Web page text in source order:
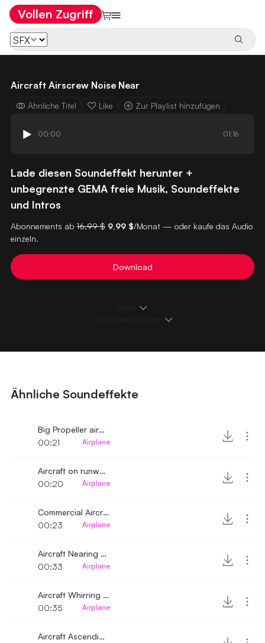
Vollen Zugriff
Aircraft Airscrew Noise Near
Ähnliche Titel Like Zur Playlist hinzufügen
00:00 01:16
Lade diesen Soundeffekt herunter +
unbegrenzte GEMA freie Musik, Soundeffekte
und Intros
Abonnements ab 16,99 $ 9,99 $/Monat — oder kaufe das Audio
einzeln.
Download
Ähnliche Soundeffekte
Big Propeller aircraft flying over to land
00:21
Airplane
Aircraft on runway lifting off
00:20
Airplane
Commercial Aircraft Lifting Off and Whirring
00:23
Airplane
Aircraft Nearing Whirring
00:33
Airplane
Aircraft Whirring Distant
00:35
Airplane
Aircraft Ascending Whirring Sound